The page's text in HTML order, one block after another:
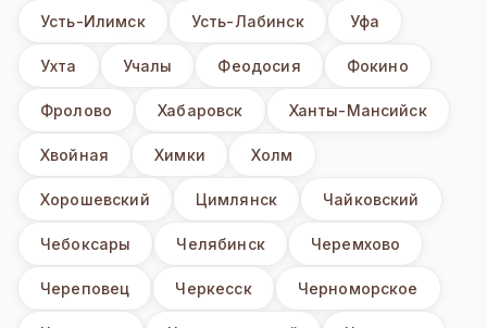
Усть-Илимск Усть-Лабинск Уфа
Ухта Учалы Феодосия Фокино
Фролово Хабаровск Ханты-Мансийск
Хвойная Химки Холм
Хорошевский Цимлянск Чайковский
Чебоксары Челябинск Черемхово
Череповец Черкесск Черноморское